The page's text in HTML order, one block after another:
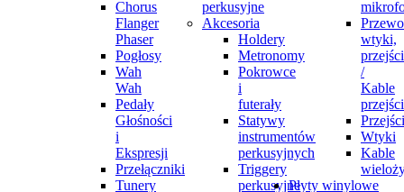
Chorus
Flanger
Phaser
Pogłosy
Wah
Wah
Pedały
Głośności
i
Ekspresji
Przełączniki
Tunery
perkusyjne
Akcesoria
Holdery
Metronomy
Pokrowce
i
futerały
Statywy
instrumentów
perkusyjnych
Triggery
perkusyjne
wtyki,
/
Kable
Wtyki
Kable
Płyty winylowe